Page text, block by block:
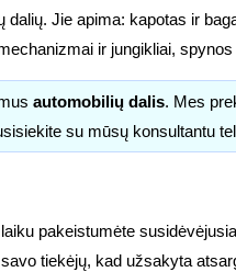
Jie apima: kapotas ir
ir jungikliai,
automobilių dalis. Mes
su mūsų konsultantu
pakeistumėte
tiekėjų, kad užsakyta